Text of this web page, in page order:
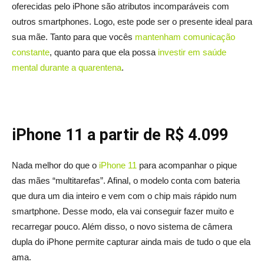
oferecidas pelo iPhone são atributos incomparáveis com
outros smartphones. Logo, este pode ser o presente ideal para
sua mãe. Tanto para que vocês mantenham comunicação
constante, quanto para que ela possa investir em saúde
mental durante a quarentena.
iPhone 11 a partir de R$ 4.099
Nada melhor do que o iPhone 11 para acompanhar o pique
das mães “multitarefas”. Afinal, o modelo conta com bateria
que dura um dia inteiro e vem com o chip mais rápido num
smartphone. Desse modo, ela vai conseguir fazer muito e
recarregar pouco. Além disso, o novo sistema de câmera
dupla do iPhone permite capturar ainda mais de tudo o que ela
ama.